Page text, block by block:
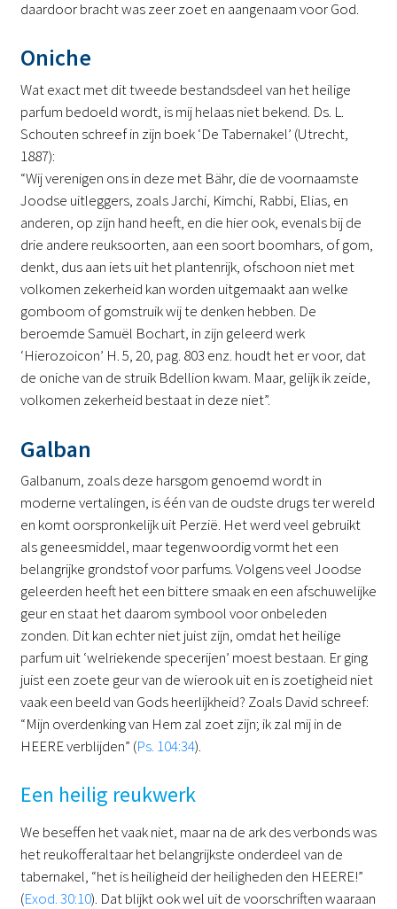
daardoor bracht was zeer zoet en aangenaam voor God.
Oniche
Wat exact met dit tweede bestandsdeel van het heilige
parfum bedoeld wordt, is mij helaas niet bekend. Ds. L.
Schouten schreef in zijn boek ‘De Tabernakel’ (Utrecht,
1887):
“Wij verenigen ons in deze met Bähr, die de voornaamste
Joodse uitleggers, zoals Jarchi, Kimchi, Rabbi, Elias, en
anderen, op zijn hand heeft, en die hier ook, evenals bij de
drie andere reuksoorten, aan een soort boomhars, of gom,
denkt, dus aan iets uit het plantenrijk, ofschoon niet met
volkomen zekerheid kan worden uitgemaakt aan welke
gomboom of gomstruik wij te denken hebben. De
beroemde Samuël Bochart, in zijn geleerd werk
‘Hierozoicon’ H. 5, 20, pag. 803 enz. houdt het er voor, dat
de oniche van de struik Bdellion kwam. Maar, gelijk ik zeide,
volkomen zekerheid bestaat in deze niet”.
Galban
Galbanum, zoals deze harsgom genoemd wordt in
moderne vertalingen, is één van de oudste drugs ter wereld
en komt oorspronkelijk uit Perzië. Het werd veel gebruikt
als geneesmiddel, maar tegenwoordig vormt het een
belangrijke grondstof voor parfums. Volgens veel Joodse
geleerden heeft het een bittere smaak en een afschuwelijke
geur en staat het daarom symbool voor onbeleden
zonden. Dit kan echter niet juist zijn, omdat het heilige
parfum uit ‘welriekende specerijen’ moest bestaan. Er ging
juist een zoete geur van de wierook uit en is zoetigheid niet
vaak een beeld van Gods heerlijkheid? Zoals David schreef:
“Mijn overdenking van Hem zal zoet zijn; ik zal mij in de
HEERE verblijden” (Ps. 104:34).
Een heilig reukwerk
We beseffen het vaak niet, maar na de ark des verbonds was
het reukofferaltaar het belangrijkste onderdeel van de
tabernakel, “het is heiligheid der heiligheden den HEERE!”
(Exod. 30:10). Dat blijkt ook wel uit de voorschriften waaraan